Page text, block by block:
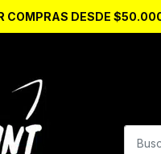
COMPRAS DESDE